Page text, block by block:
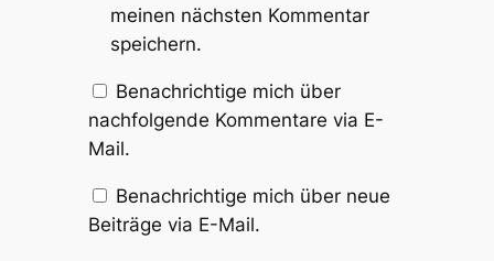
meinen nächsten Kommentar
speichern.
Benachrichtige mich über
nachfolgende Kommentare via E-
Mail.
Benachrichtige mich über neue
Beiträge via E-Mail.